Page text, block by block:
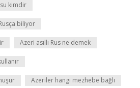
kimdir
biliyor
Azeri asıllı Rus ne demek
Azeriler hangi mezhebe bağlı